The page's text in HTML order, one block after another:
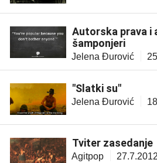
Autorska prava i
šamponjeri
Jelena Đurović
"Slatki su"
Jelena Đurović
Tviter zasedanje
Agitpop 27.7.2012